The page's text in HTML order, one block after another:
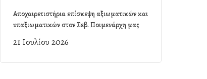
Αποχαιρετιστήρια επίσκεψη αξιωματικών και
υπαξιωματικών στον Σεβ. Ποιμενάρχη μας
21 Ιουλίου 2026